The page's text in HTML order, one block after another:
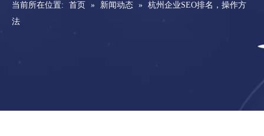
当前所在位置: 首页 » 新闻动态 » 杭州企业SEO排名，操作方
法